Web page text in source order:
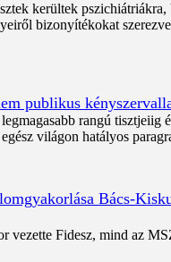
kerültek
bizonyítékokat
publikus
rangú
világon hatályos
Bács-
Fidesz, mind az